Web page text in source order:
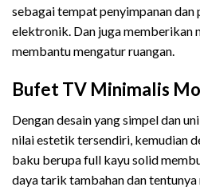
sebagai tempat penyimpanan dan
elektronik. Dan juga memberikan
membantu mengatur ruangan.
Bufet TV Minimalis
Dengan desain yang simpel dan
nilai estetik tersendiri, kemudian
baku berupa full kayu solid
daya tarik tambahan dan